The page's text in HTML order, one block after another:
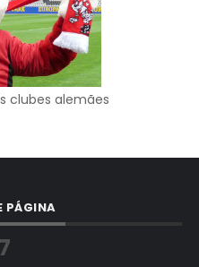
clubes alemães
PÁGINA